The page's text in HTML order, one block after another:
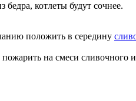
бедра, котлеты будут сочнее.
положить в середину
на смеси сливочного